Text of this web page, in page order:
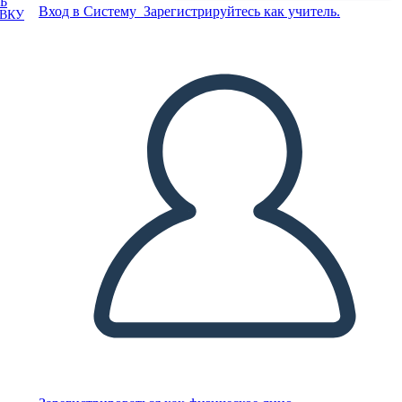
Вход в Систему Зарегистрируйтесь как учитель.